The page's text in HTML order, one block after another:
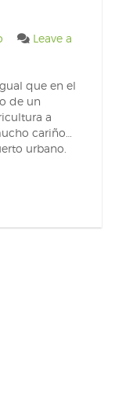
Leave a
que en el
de un
a
cariño…
urbano.